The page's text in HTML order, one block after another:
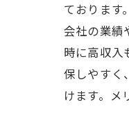
ております。
会社の業績
時に高収入
保しやすく
けます。メ